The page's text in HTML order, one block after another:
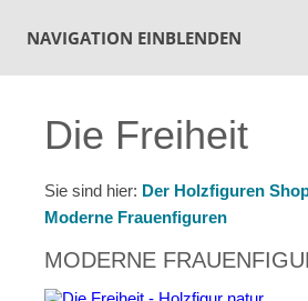
NAVIGATION EINBLENDEN
Die Freiheit
Sie sind hier: Der Holzfiguren
Moderne Frauenfiguren
MODERNE